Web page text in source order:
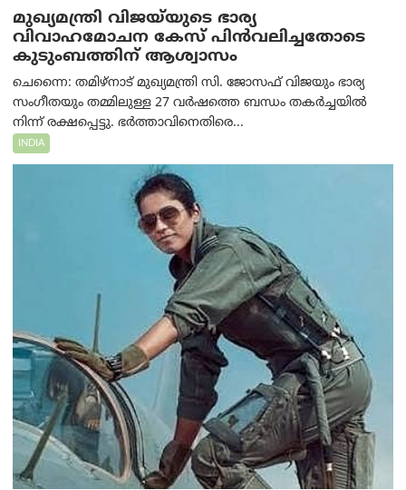
മുഖ്യമന്ത്രി വിജയ്‌യുടെ ഭാര്യ
വിവാഹമോചന കേസ് പിൻവലിച്ചതോടെ
കുടുംബത്തിന് ആശ്വാസം
ചെന്നൈ: തമിഴ്‌നാട് മുഖ്യമന്ത്രി സി. ജോസഫ് വിജയും ഭാര്യ
സംഗീതയും തമ്മിലുള്ള 27 വർഷത്തെ ബന്ധം തകർച്ചയിൽ
നിന്ന് രക്ഷപ്പെട്ടു. ഭർത്താവിനെതിരെ...
INDIA